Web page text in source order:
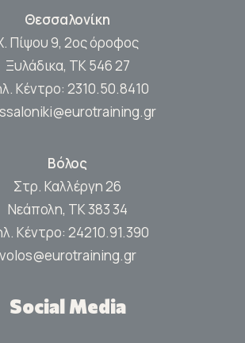
Θεσσαλονίκη
Πίψου 9, 2ος όροφος
Ξυλάδικα, ΤΚ 546 27
Κέντρο: 2310.50.8410
Βόλος
Στρ. Καλλέργη 26
Νεάπολη, ΤΚ 383 34
Κέντρο: 24210.91.390
volos@eurotraining.gr
Social Media